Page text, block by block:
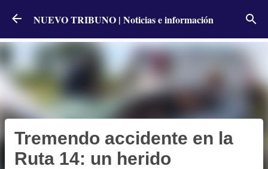
Ir al contenido principal
NUEVO TRIBUNO | Noticias e información
Tremendo accidente en la
Ruta 14: un herido